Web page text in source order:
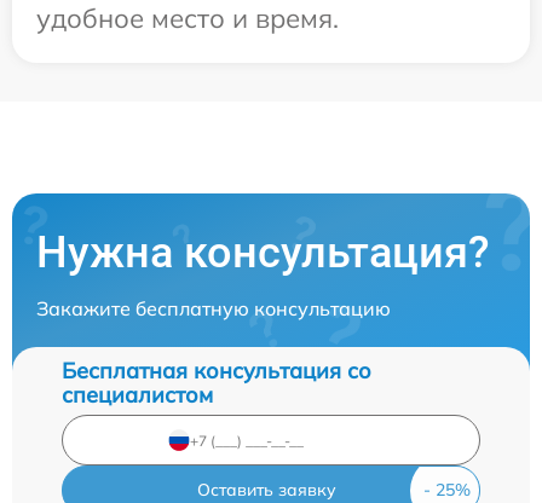
удобное место и время.
Нужна консультация?
Закажите бесплатную консультацию
Бесплатная консультация со
специалистом
Оставить заявку